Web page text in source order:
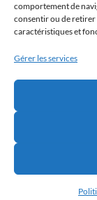
comportement de
consentir ou de retirer
caractéristiques et
Gérer les services
Nous proposons
principalement
jeunes, écoles,
Ces voyages
dans un projet
organisation locale
interculturelle forte.